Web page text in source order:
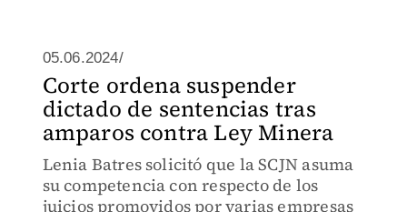
05.06.2024/
Corte ordena suspender
dictado de sentencias tras
amparos contra Ley Minera
Lenia Batres solicitó que la SCJN asuma
su competencia con respecto de los
juicios promovidos por varias empresas